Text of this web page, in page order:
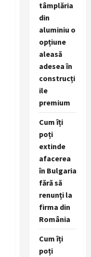
tâmplăria
din
aluminiu o
opțiune
aleasă
adesea în
construcți
ile
premium
Cum îți
poți
extinde
afacerea
în Bulgaria
fără să
renunți la
firma din
România
Cum îți
poți